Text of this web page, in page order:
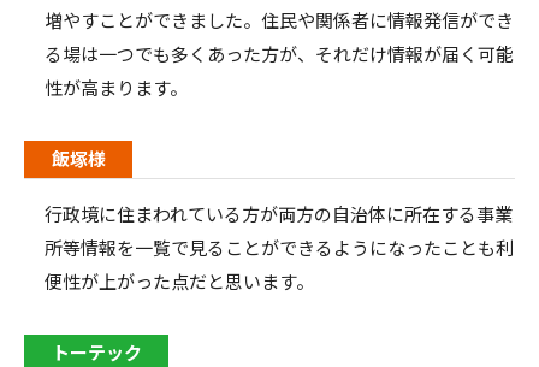
増やすことができました。住民や関係者に情報発信ができ
る場は一つでも多くあった方が、それだけ情報が届く可能
性が高まります。
飯塚様
行政境に住まわれている方が両方の自治体に所在する事業
所等情報を一覧で見ることができるようになったことも利
便性が上がった点だと思います。
トーテック